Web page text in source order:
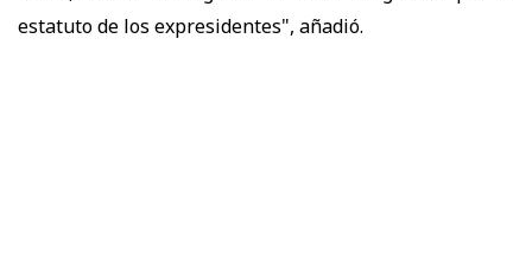
estatuto de los expresidentes", añadió.